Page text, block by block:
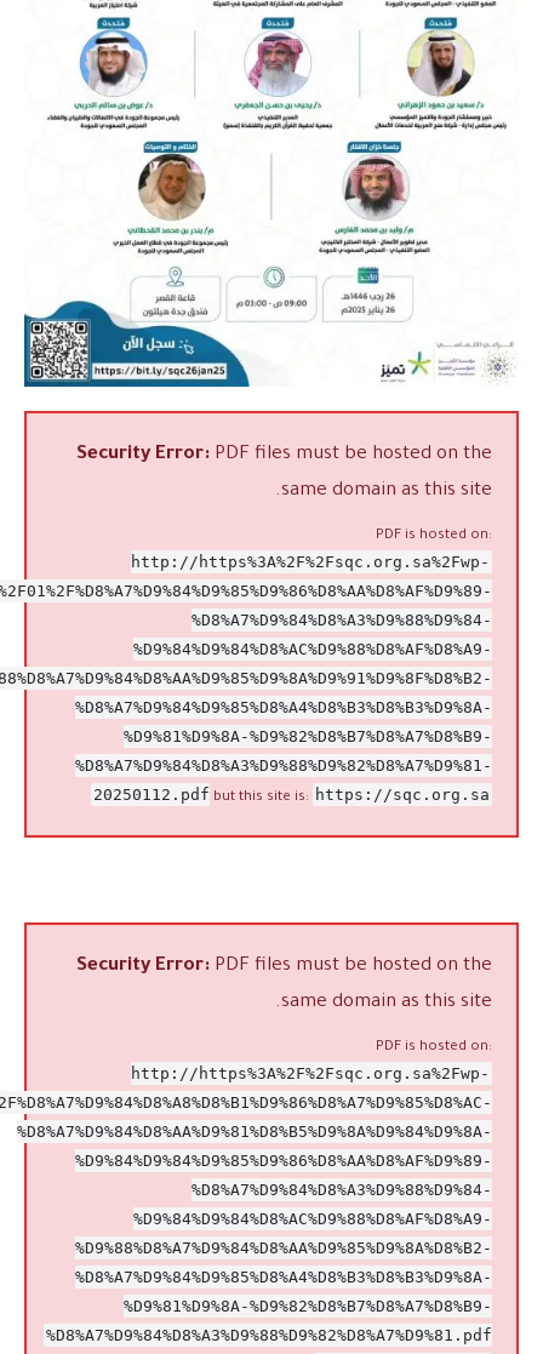
Security Error: PDF files must be hosted on the
same domain as this site.
PDF is hosted on:
http://https%3A%2F%2Fsqc.org.sa%2Fwp-
%D8%A7%D9%84%D8%A3%D9%88%D9%84-
%D9%84%D9%84%D8%AC%D9%88%D8%AF%D8%A9-
%D8%A7%D9%84%D9%85%D8%A4%D8%B3%D8%B3%D9%8A-
%D9%81%D9%8A-%D9%82%D8%B7%D8%A7%D8%B9-
%D8%A7%D9%84%D8%A3%D9%88%D9%82%D8%A7%D9%81-
20250112.pdf but this site is: https://sqc.org.sa
Security Error: PDF files must be hosted on the
same domain as this site.
PDF is hosted on:
http://https%3A%2F%2Fsqc.org.sa%2Fwp-
%D8%A7%D9%84%D8%AA%D9%81%D8%B5%D9%8A%D9%84%D9%8A-
%D9%84%D9%84%D9%85%D9%86%D8%AA%D8%AF%D9%89-
%D8%A7%D9%84%D8%A3%D9%88%D9%84-
%D9%84%D9%84%D8%AC%D9%88%D8%AF%D8%A9-
%D9%88%D8%A7%D9%84%D8%AA%D9%85%D9%8A%D8%B2-
%D8%A7%D9%84%D9%85%D8%A4%D8%B3%D8%B3%D9%8A-
%D9%81%D9%8A-%D9%82%D8%B7%D8%A7%D8%B9-
%D8%A7%D9%84%D8%A3%D9%88%D9%82%D8%A7%D9%81.pdf